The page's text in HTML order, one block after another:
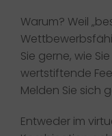
Warum? Weil
Sie gerne, wie
wertstiftende
Melden Sie sich
Entweder im